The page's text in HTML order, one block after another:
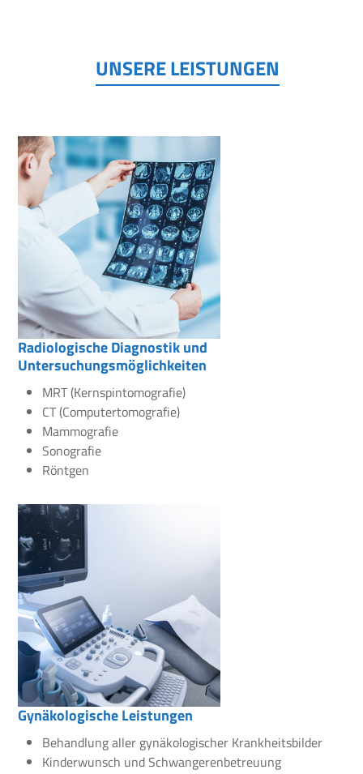
UNSERE LEISTUNGEN
Radiologische Diagnostik und
Untersuchungsmöglichkeiten
MRT (Kernspintomografie)
CT (Computertomografie)
Mammografie
Sonografie
Röntgen
Gynäkologische Leistungen
Behandlung aller gynäkologischer Krankheitsbilder
Kinderwunsch und Schwangerenbetreuung